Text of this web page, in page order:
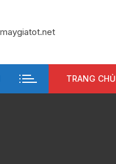
TRANG CHỦ